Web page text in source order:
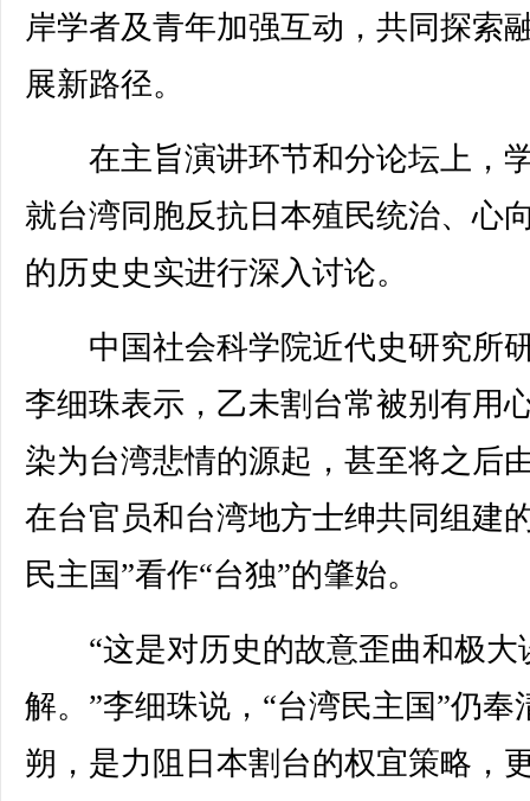
岸学者及青年加强互动，共同探索
展新路径。
在主旨演讲环节和分论坛上，
就台湾同胞反抗日本殖民统治、心
的历史史实进行深入讨论。
中国社会科学院近代史研究所
李细珠表示，乙未割台常被别有用
染为台湾悲情的源起，甚至将之后
在台官员和台湾地方士绅共同组建
民主国”看作“台独”的肇始。
“这是对历史的故意歪曲和极大
解。”李细珠说，“台湾民主国”仍奉
朔，是力阻日本割台的权宜策略，